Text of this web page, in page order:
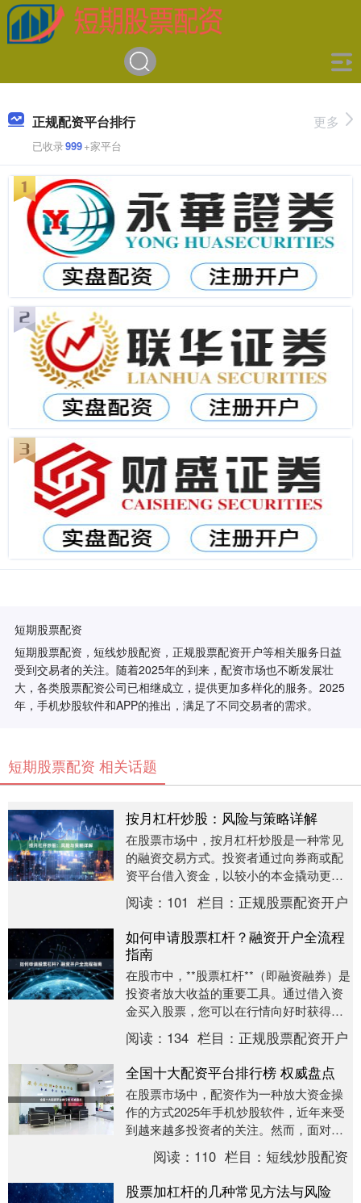
正规配资平台排行
已收录999+家平台
更多
短期股票配资
短期股票配资，短线炒股配资，正规股票配资开户等相关服务日益
受到交易者的关注。随着2025年的到来，配资市场也不断发展壮
大，各类股票配资公司已相继成立，提供更加多样化的服务。2025
年，手机炒股软件和APP的推出，满足了不同交易者的需求。
短期股票配资 相关话题
按月杠杆炒股：风险与策略详解
在股票市场中，按月杠杆炒股是一种常见
的融资交易方式。投资者通过向券商或配
资平台借入资金，以较小的本金撬动更大
的交易规模，从而放大潜在收益。然而，
杠杆如同双刃剑，....
阅读： 101 栏目： 正规股票配资开户
如何申请股票杠杆？融资开户全流程
指南
在股市中，**股票杠杆**（即融资融券）是
投资者放大收益的重要工具。通过借入资
金买入股票，您可以在行情向好时获得更
高回报。但杠杆交易也伴随风险，务必先
了解流程再....
阅读： 134 栏目： 正规股票配资开户
全国十大配资平台排行榜 权威盘点
在股票市场中，配资作为一种放大资金操
作的方式2025年手机炒股软件，近年来受
到越来越多投资者的关注。然而，面对市
场上众多的配资平台，如何选择一家安
全、正规、服务....
阅读： 110 栏目：短线炒股配资
股票加杠杆的几种常见方法与风险